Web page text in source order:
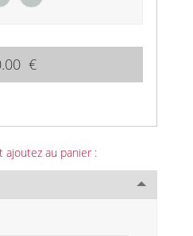
€
ajoutez au panier :